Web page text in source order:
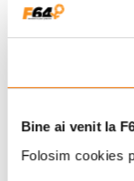
Bine ai venit la
Folosim cookies